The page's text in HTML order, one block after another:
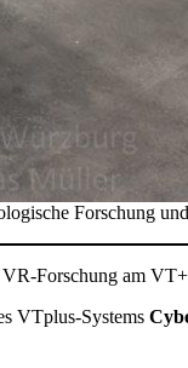
Forschung
VR-Forschung am
VTplus-Systems